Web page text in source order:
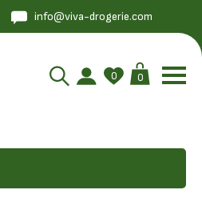
info@viva-drogerie.com
0 0